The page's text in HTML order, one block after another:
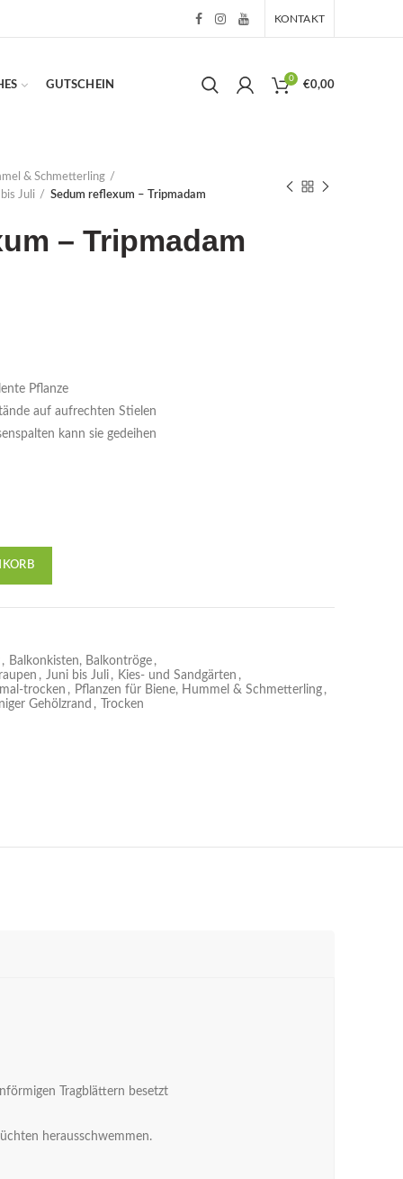
KONTAKT
GUTSCHEIN
0
€0,00
& Schmetterling
Juli Sedum reflexum – Tripmadam
– Tripmadam
Pflanze
auf aufrechten Stielen
kann sie gedeihen
, Balkonkisten, Balkontröge ,
, Juni bis Juli , Kies- und Sandgärten ,
trocken , Pflanzen für Biene, Hummel & Schmetterling ,
Gehölzrand , Trocken
Tragblättern besetzt
herausschwemmen.